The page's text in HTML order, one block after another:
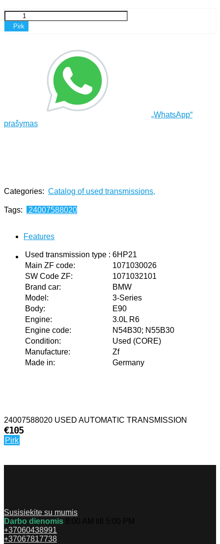
Paieška pagal aprašymą: velenas 6hp32
Pirk
„WhatsApp“
prašymas
Categories: Catalog of used transmissions,
Tags: 24007588020
Features
Used transmission type : 6HP21
Main ZF code:
1071030026
SW Code ZF:
1071032101
Brand car:
BMW
Model :
3-Series
Body:
E90
Engine:
3.0L R6
Engine code:
N54B30; N55B30
Condition:
Used (CORE)
Manufacture:
Zf
Made in: Germany
24007588020 USED AUTOMATIC TRANSMISSION
€105
Pirk
Susisiekite su mumis
Darbo dienomis
+37060438991
+37067817738